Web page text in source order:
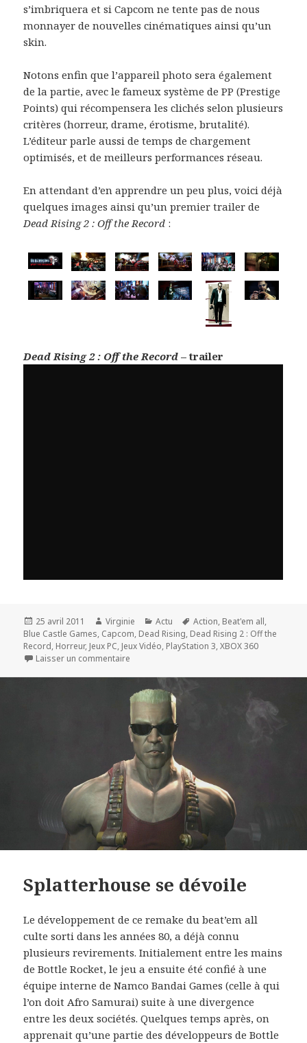
s’imbriquera et si Capcom ne tente pas de nous
monnayer de nouvelles cinématiques ainsi qu’un
skin.
Notons enfin que l’appareil photo sera également
de la partie, avec le fameux système de PP (Prestige
Points) qui récompensera les clichés selon plusieurs
critères (horreur, drame, érotisme, brutalité).
L’éditeur parle aussi de temps de chargement
optimisés, et de meilleurs performances réseau.
En attendant d’en apprendre un peu plus, voici déjà
quelques images ainsi qu’un premier trailer de
Dead Rising 2 : Off the Record :
Dead Rising 2 : Off the Record – trailer
Publié
le
25 avril 2011 Auteur
Virginie Catégories
Actu
Mots-
clés
Action, Beat'em all,
Blue Castle Games, Capcom, Dead Rising, Dead Rising 2 : Off the
Record, Horreur, Jeux PC, Jeux Vidéo, PlayStation 3,XBOX 360
Laisser un commentaire
Splatterhouse se dévoile
Le développement de ce remake du beat’em all
culte sorti dans les années 80, a déjà connu
plusieurs revirements. Initialement entre les mains
de Bottle Rocket, le jeu a ensuite été confié à une
équipe interne de Namco Bandai Games (celle à qui
l’on doit Afro Samurai) suite à une divergence
entre les deux sociétés. Quelques temps après, on
apprenait qu’une partie des développeurs de Bottle